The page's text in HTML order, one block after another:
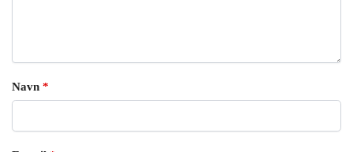
Navn *